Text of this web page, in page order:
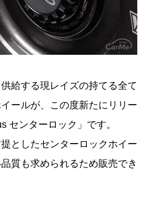
給する現レイズの持てる全て
ールが、この度新たにリリー
センターロック」です。
としたセンターロックホイー
質も求められるため販売でき